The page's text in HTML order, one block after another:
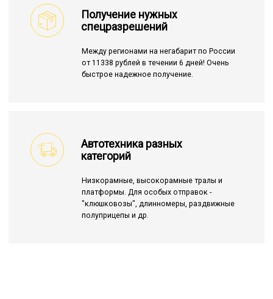
Получение нужных
спецразрешений
Между регионами на негабарит по России
от 11338 рублей в течении 6 дней! Очень
быстрое надежное получение.
Автотехника разных
категорий
Низкорамные, высокорамные тралы и
платформы. Для особых отправок -
"клюшковозы", длинномеры, раздвижные
полуприцепы и др.